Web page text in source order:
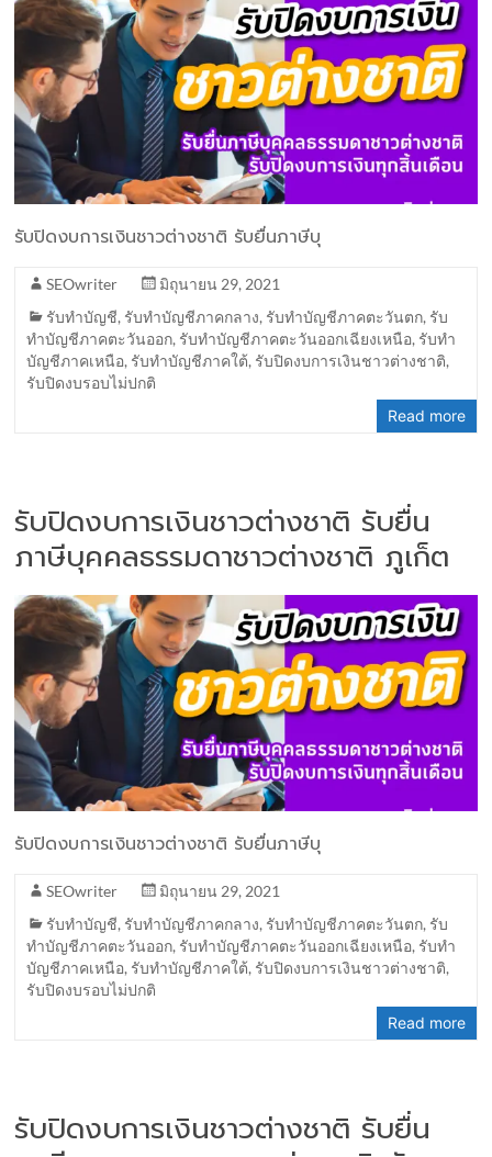
รับปิดงบการเงินชาวต่างชาติ รับยื่นภาษีบุ
SEOwriter
มิถุนายน 29, 2021
รับทำบัญชี, รับทำบัญชีภาคกลาง, รับทำบัญชีภาคตะวันตก, รับ
ทำบัญชีภาคตะวันออก, รับทำบัญชีภาคตะวันออกเฉียงเหนือ, รับทำ
บัญชีภาคเหนือ, รับทำบัญชีภาคใต้, รับปิดงบการเงินชาวต่างชาติ,
รับปิดงบรอบไม่ปกติ
Read more
รับปิดงบการเงินชาวต่างชาติ รับยื่น
ภาษีบุคคลธรรมดาชาวต่างชาติ ภูเก็ต
รับปิดงบการเงินชาวต่างชาติ รับยื่นภาษีบุ
SEOwriter
มิถุนายน 29, 2021
รับทำบัญชี, รับทำบัญชีภาคกลาง, รับทำบัญชีภาคตะวันตก, รับ
ทำบัญชีภาคตะวันออก, รับทำบัญชีภาคตะวันออกเฉียงเหนือ, รับทำ
บัญชีภาคเหนือ, รับทำบัญชีภาคใต้, รับปิดงบการเงินชาวต่างชาติ,
รับปิดงบรอบไม่ปกติ
Read more
รับปิดงบการเงินชาวต่างชาติ รับยื่น